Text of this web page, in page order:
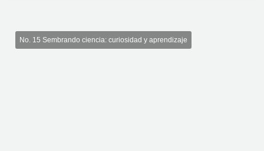
No. 15 Sembrando ciencia: curiosidad y aprendizaje